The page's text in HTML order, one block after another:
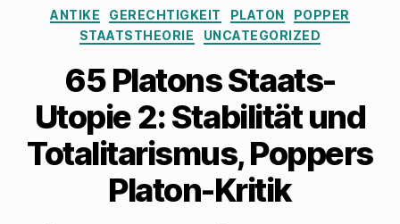
Kategorien
ANTIKE GERECHTIGKEIT PLATON
POPPER
STAATSTHEORIE
UNCATEGORIZED
65 Platons Staats-
Utopie 2: Stabilität und
Totalitarismus, Poppers
Platon-Kritik